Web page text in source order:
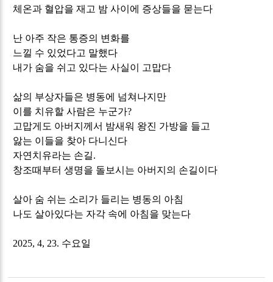
체온과 혈압을 재고 밤 사이에 증상들을 묻는다
난 아주 작은 통증의 변화를
느낄 수 있었다고 말했다
내가 숨을 쉬고 있다는 사실이 고맙다
삶의 부상자들은 병동에 넘쳐나지만
이를 치유할 사람은 누군가?
고맙게도 아버지께서 밤새워 왕진 가방을 들고
앓는 이들을 찾아 다니신다
자연치유라는 손길.
창조때부터 생명을 돌보시는 아버지의 손길이다
살아 숨 쉬는 소리가 들리는 병동의 아침
나도 살아있다는 자각 속에 아침을 맞는다
2025, 4, 23. 수요일